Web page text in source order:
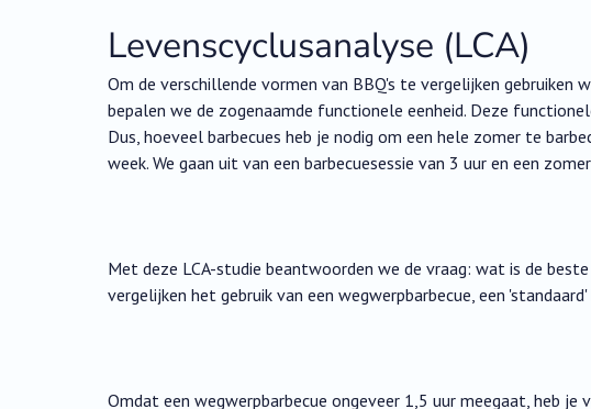
Levenscyclusanalyse (LCA)
Om de verschillende vormen van BBQ's te vergelijken gebruiken
bepalen we de zogenaamde functionele eenheid. Deze
Dus, hoeveel barbecues heb je nodig om een ​​hele zomer te
week. We gaan uit van een barbecuesessie van 3 uur en een
Met deze LCA-studie beantwoorden we de vraag: wat is de
vergelijken het gebruik van een wegwerpbarbecue, een
Omdat een wegwerpbarbecue ongeveer 1,5 uur meegaat, heb je